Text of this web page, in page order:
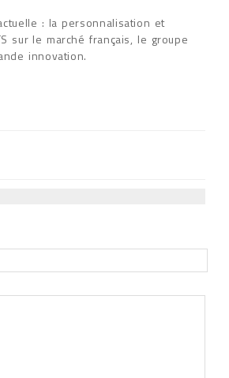
: la personnalisation et
sur le marché français, le groupe
innovation.